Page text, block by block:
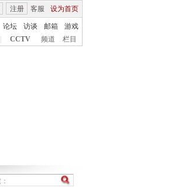
客服 设为首页
注册
论坛 访谈 邮箱
游戏
CCTV 频道 栏目